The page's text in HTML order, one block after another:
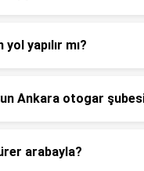
yapılır mı?
Ankara otogar
arabayla?